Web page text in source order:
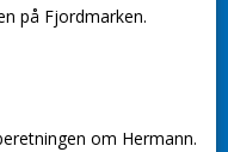
på Fjordmarken.
om Hermann.